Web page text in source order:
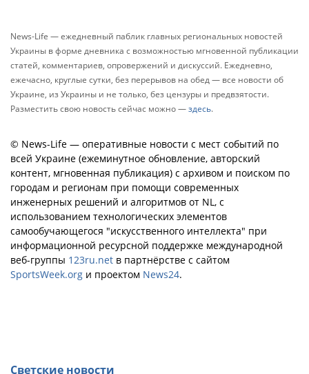
News-Life — ежедневный паблик главных региональных новостей
Украины в форме дневника с возможностью мгновенной публикации
статей, комментариев, опровержений и дискуссий. Ежедневно,
ежечасно, круглые сутки, без перерывов на обед — все новости об
Украине, из Украины и не только, без цензуры и предвзятости.
Разместить свою новость сейчас можно —здесь.
© News-Life — оперативные новости с мест событий по
всей Украине (ежеминутное обновление, авторский
контент, мгновенная публикация) с архивом и поиском по
городам и регионам при помощи современных
инженерных решений и алгоритмов от NL, с
использованием технологических элементов
самообучающегося "искусственного интеллекта" при
информационной ресурсной поддержке международной
веб-группы 123ru.net в партнёрстве с сайтом
SportsWeek.org и проектом News24.
Светские новости